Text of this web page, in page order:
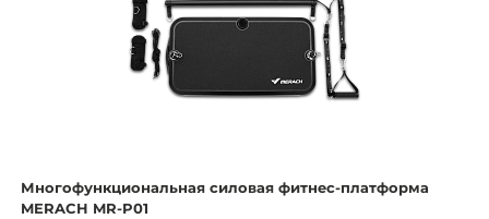
Многофункциональная силовая фитнес-платформа
MERACH MR-P01